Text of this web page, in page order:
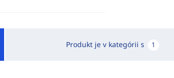
Produkt je v kategórii s 1